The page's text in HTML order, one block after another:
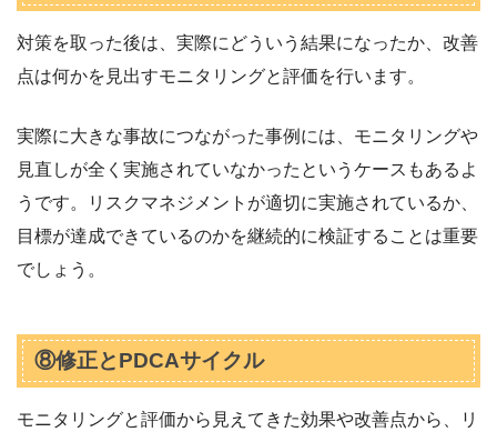
対策を取った後は、実際にどういう結果になったか、改善
点は何かを見出すモニタリングと評価を行います。
実際に大きな事故につながった事例には、モニタリングや
見直しが全く実施されていなかったというケースもあるよ
うです。リスクマネジメントが適切に実施されているか、
目標が達成できているのかを継続的に検証することは重要
でしょう。
⑧修正とPDCAサイクル
モニタリングと評価から見えてきた効果や改善点から、リ